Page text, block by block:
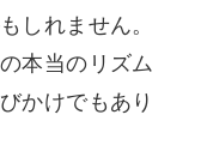
しれません。
本当のリズム
かけでもあり